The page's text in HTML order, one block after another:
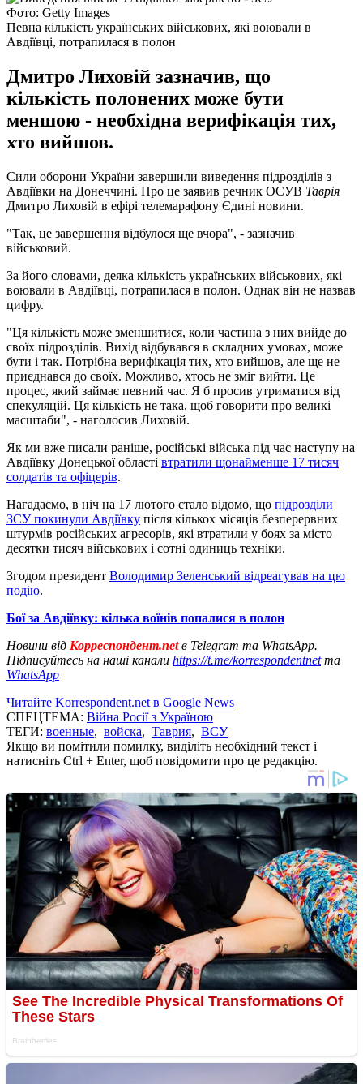
Фото: Getty Images
Певна кількість українських військових, які воювали в
Авдіївці, потрапилася в полон
Дмитро Лиховій зазначив, що
кількість полонених може бути
меншою - необхідна верифікація тих,
хто вийшов.
Сили оборони України завершили виведення підрозділів з
Авдіївки на Донеччині. Про це заявив речник ОСУВ Таврія
Дмитро Лиховій в ефірі телемарафону Єдині новини.
"Так, це завершення відбулося ще вчора", - зазначив
військовий.
За його словами, деяка кількість українських військових, які
воювали в Авдіївці, потрапилася в полон. Однак він не назвав
цифру.
"Ця кількість може зменшитися, коли частина з них вийде до
своїх підрозділів. Вихід відбувався в складних умовах, може
бути і так. Потрібна верифікація тих, хто вийшов, але ще не
приєднався до своїх. Можливо, хтось не зміг вийти. Це
процес, який займає певний час. Я б просив утриматися від
спекуляцій. Ця кількість не така, щоб говорити про великі
масштаби", - наголосив Лиховій.
Як ми вже писали раніше, російські війська під час наступу на
Авдіївку Донецької області втратили щонайменше 17 тисяч
солдатів та офіцерів.
Нагадаємо, в ніч на 17 лютого стало відомо, що підрозділи
ЗСУ покинули Авдіївку після кількох місяців безперервних
штурмів російських агресорів, які втратили у боях за місто
десятки тисяч військових і сотні одиниць техніки.
Згодом президент Володимир Зеленський відреагував на цю
подію.
Бої за Авдіївку: кілька воїнів попалися в полон
Новини від Корреспондент.netв Telegram та WhatsApp.
Підписуйтесь на наші канали https://t.me/korrespondentnetта
WhatsApp
Читайте Korrespondent.net в Google News
СПЕЦТЕМА: Війна Росії з Україною
ТЕГИ: военные, войска, Таврия, ВСУ
Якщо ви помітили помилку, виділіть необхідний текст і
натисніть Ctrl + Enter, щоб повідомити про це редакцію.